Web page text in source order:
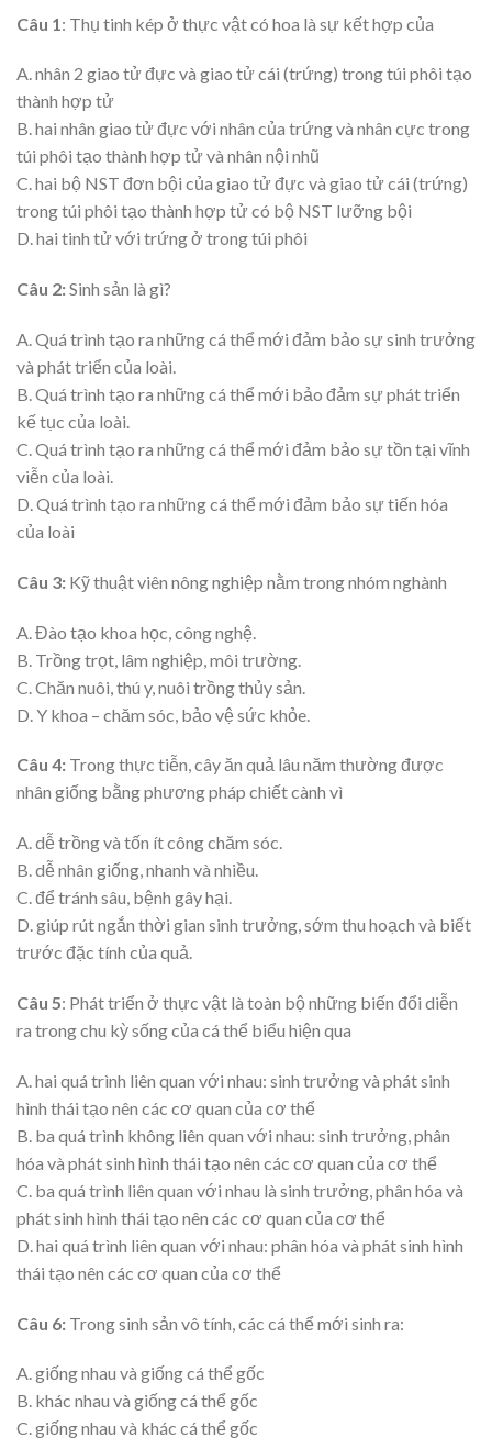
Câu 1 : Thụ tinh kép ở thực vật có hoa là sự kết hợp của
A. nhân 2 giao tử đực và giao tử cái (trứng) trong túi phôi tạo
thành hợp tử
B. hai nhân giao tử đực với nhân của trứng và nhân cực trong
túi phôi tạo thành hợp tử và nhân nội nhũ
C. hai bộ NST đơn bội của giao tử đực và giao tử cái (trứng)
trong túi phôi tạo thành hợp tử có bộ NST lưỡng bội
D. hai tinh tử với trứng ở trong túi phôi
Câu 2:Sinh sản là gì?
A. Quá trình tạo ra những cá thể mới đảm bảo sự sinh trưởng
và phát triển của loài.
B. Quá trình tạo ra những cá thể mới bảo đảm sự phát triển
kế tục của loài.
C. Quá trình tạo ra những cá thể mới đảm bảo sự tồn tại vĩnh
viễn của loài.
D. Quá trình tạo ra những cá thể mới đảm bảo sự tiến hóa
của loài
Câu 3: Kỹ thuật viên nông nghiệp nằm trong nhóm nghành
A. Đào tạo khoa học, công nghệ.
B. Trồng trọt, lâm nghiệp, môi trường.
C. Chăn nuôi, thú y, nuôi trồng thủy sản.
D. Y khoa – chăm sóc, bảo vệ sức khỏe.
Câu 4: Trong thực tiễn, cây ăn quả lâu năm thường được
nhân giống bằng phương pháp chiết cành vì
A. dễ trồng và tốn ít công chăm sóc.
B. dễ nhân giống, nhanh và nhiều.
C. để tránh sâu, bệnh gây hại.
D. giúp rút ngắn thời gian sinh trưởng, sớm thu hoạch và biết
trước đặc tính của quả.
Câu 5: Phát triển ở thực vật là toàn bộ những biến đổi diễn
ra trong chu kỳ sống của cá thể biểu hiện qua
A. hai quá trình liên quan với nhau: sinh trưởng và phát sinh
hình thái tạo nên các cơ quan của cơ thể
B. ba quá trình không liên quan với nhau: sinh trưởng, phân
hóa và phát sinh hình thái tạo nên các cơ quan của cơ thể
C. ba quá trình liên quan với nhau là sinh trưởng, phân hóa và
phát sinh hình thái tạo nên các cơ quan của cơ thể
D. hai quá trình liên quan với nhau: phân hóa và phát sinh hình
thái tạo nên các cơ quan của cơ thể
Câu 6: Trong sinh sản vô tính, các cá thể mới sinh ra:
A. giống nhau và giống cá thể gốc
B. khác nhau và giống cá thể gốc
C. giống nhau và khác cá thể gốc